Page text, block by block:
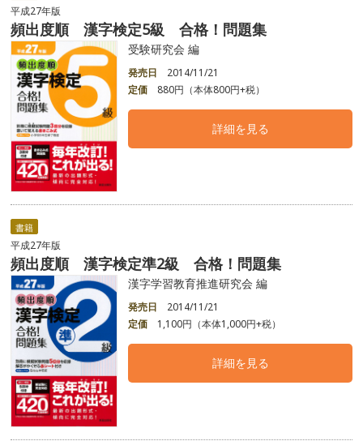
平成27年版
頻出度順 漢字検定5級 合格！問題集
受験研究会 編
発売日
2014/11/21
定価
880円（本体800円+税）
詳細を見る
書籍
平成27年版
頻出度順 漢字検定準2級 合格！問題集
漢字学習教育推進研究会 編
発売日
2014/11/21
定価
1,100円（本体1,000円+税）
詳細を見る